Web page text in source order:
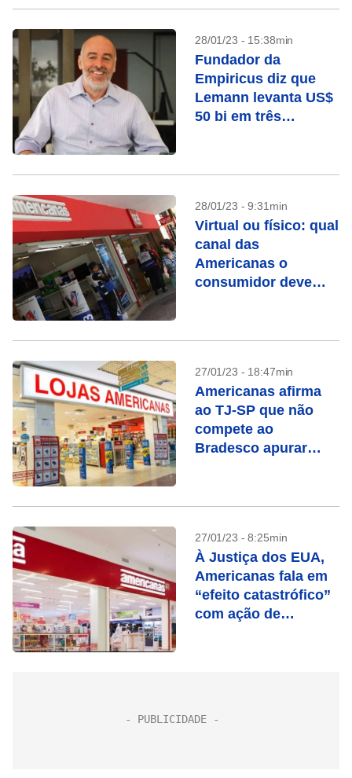
28/01/23 - 15:38min
Fundador da
Empiricus diz que
Lemann levanta US$
50 bi em três
28/01/23 - 9:31min
Virtual ou físico: qual
canal das
Americanas o
consumidor deve
27/01/23 - 18:47min
Americanas afirma
ao TJ-SP que não
compete ao
Bradesco apurar
27/01/23 - 8:25min
À Justiça dos EUA,
Americanas fala em
“efeito catastrófico”
com ação de